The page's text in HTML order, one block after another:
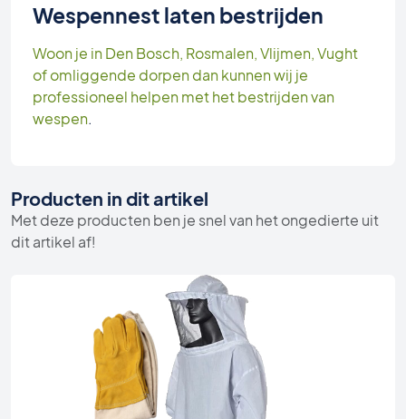
Wespennest laten bestrijden
Woon je in Den Bosch, Rosmalen, Vlijmen, Vught
of omliggende dorpen dan kunnen wij je
professioneel helpen met het bestrijden van
wespen.
Producten in dit artikel
Met deze producten ben je snel van het ongedierte uit
dit artikel af!